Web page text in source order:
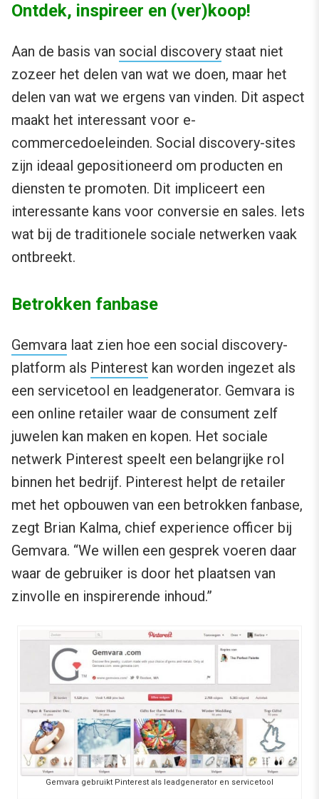
Ontdek, inspireer en (ver)koop!
Aan de basis van social discovery staat niet
zozeer het delen van wat we doen, maar het
delen van wat we ergens van vinden. Dit aspect
maakt het interessant voor e-
commercedoeleinden. Social discovery-sites
zijn ideaal gepositioneerd om producten en
diensten te promoten. Dit impliceert een
interessante kans voor conversie en sales. Iets
wat bij de traditionele sociale netwerken vaak
ontbreekt.
Betrokken fanbase
Gemvara laat zien hoe een social discovery-
platform als Pinterest kan worden ingezet als
een servicetool en leadgenerator. Gemvara is
een online retailer waar de consument zelf
juwelen kan maken en kopen. Het sociale
netwerk Pinterest speelt een belangrijke rol
binnen het bedrijf. Pinterest helpt de retailer
met het opbouwen van een betrokken fanbase,
zegt Brian Kalma, chief experience officer bij
Gemvara. “We willen een gesprek voeren daar
waar de gebruiker is door het plaatsen van
zinvolle en inspirerende inhoud.”
Gemvara gebruikt Pinterest als leadgenerator en servicetool